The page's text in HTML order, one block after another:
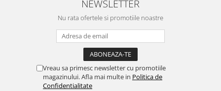
NEWSLETTER
Nu rata ofertele si promotiile noastre
Vreau sa primesc newsletter cu promotiile
magazinului. Afla mai multe in Politica de
Confidentialitate